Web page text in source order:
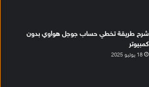
شرح طريقة تخطي حساب جوجل هواوي بدون
كمبيوتر
18 يوليو 2025